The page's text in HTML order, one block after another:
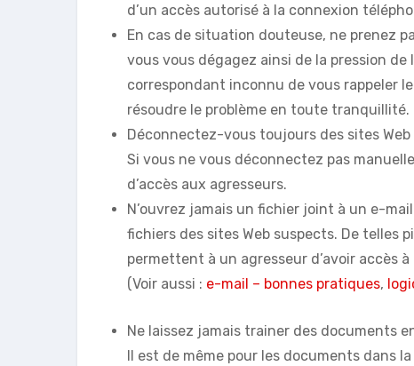
d’un accès autorisé à la connexion
En cas de situation douteuse, ne prenez
vous vous dégagez ainsi de la pression de
correspondant inconnu de vous rappeler
résoudre le problème en toute tranquillité.
Déconnectez-vous toujours des sites
Si vous ne vous déconnectez pas
d’accès aux agresseurs.
N’ouvrez jamais un fichier joint à un e-
fichiers des sites Web suspects. De telles
permettent à un agresseur d’avoir accès
(Voir aussi : e-mail – bonnes pratiques,
Ne laissez jamais trainer des documents
Il est de même pour les documents dans